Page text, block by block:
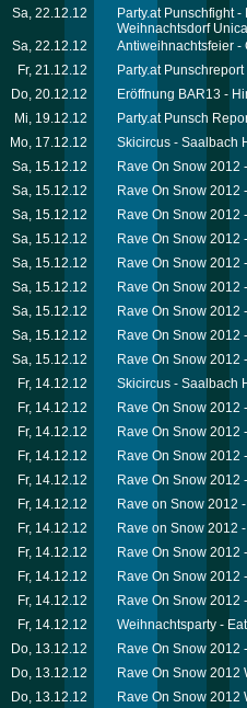
Sa, 22.12.12
Party.at Punschfight
Weihnachtsdorf
Sa, 22.12.12 Antiweihnachtsfeier -
Fr, 21.12.12
Party.at
Do, 20.12.12
Eröffnung BAR13 -
Mi, 19.12.12
Party.at Punsch
Mo, 17.12.12
Skicircus - Saalbach
Sa, 15.12.12
Rave On Snow 2012
Sa, 15.12.12
Rave On Snow 2012
Sa, 15.12.12
Rave On Snow 2012
Sa, 15.12.12
Rave On Snow 2012
Sa, 15.12.12
Rave On Snow 2012
Sa, 15.12.12
Rave On Snow 2012
Sa, 15.12.12
Rave On Snow 2012
Sa, 15.12.12
Rave On Snow 2012
Sa, 15.12.12
Rave On Snow 2012
Fr, 14.12.12
Skicircus - Saalbach
Fr, 14.12.12
Rave On Snow 2012
Fr, 14.12.12
Rave On Snow 2012
Fr, 14.12.12
Rave On Snow 2012
Fr, 14.12.12
Rave On Snow 2012
Fr, 14.12.12
Rave on Snow 2012
Fr, 14.12.12
Rave on Snow 2012
Fr, 14.12.12
Rave On Snow 2012
Fr, 14.12.12
Rave On Snow 2012
Fr, 14.12.12
Rave On Snow 2012
Fr, 14.12.12
Weihnachtsparty -
Do, 13.12.12
Rave On Snow 2012
Do, 13.12.12
Rave On Snow 2012
Do, 13.12.12
Rave On Snow 2012